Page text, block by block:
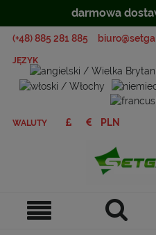
(+48) 885 281 885
JĘZYK
WALUTY
darmowa